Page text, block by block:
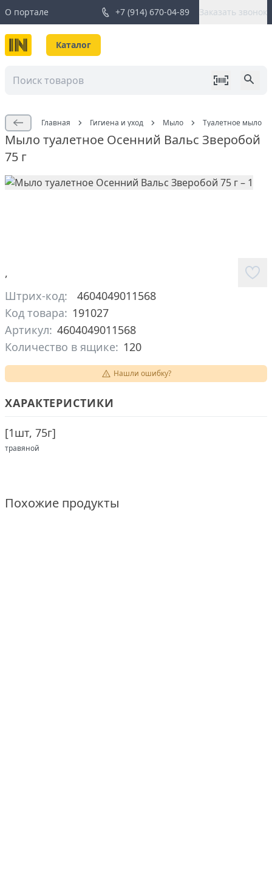
О портале +7 (914) 670-04-89 Заказать звонок
Каталог
Главная Гигиена и уход Мыло Туалетное мыло
Мыло туалетное Осенний Вальс Зверобой
75 г
,
Штрих-код:
4604049011568
Код товара: 191027
Артикул: 4604049011568
Количество в ящике: 120
Нашли ошибку?
ХАРАКТЕРИСТИКИ
[1шт, 75г]
травяной
Похожие продукты